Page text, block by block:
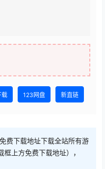
载 123网盘 新直链
费下载地址下载全站所有游
上方免费下载地址），